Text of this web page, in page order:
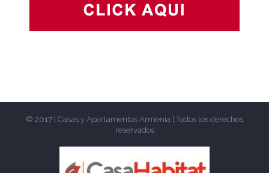
© 2017 | Casas y Apartamentos Armenia | Todos los derechos
reservados